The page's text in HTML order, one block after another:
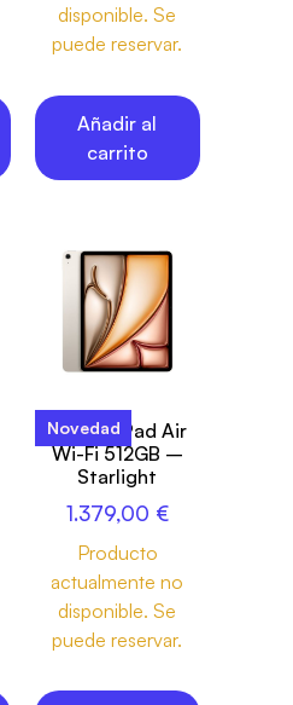
disponible. Se
puede reservar.
Añadir al
carrito
Novedad
13-inch iPad Air
Wi-Fi 512GB –
Starlight
1.379,00 €
Producto
actualmente no
disponible. Se
puede reservar.